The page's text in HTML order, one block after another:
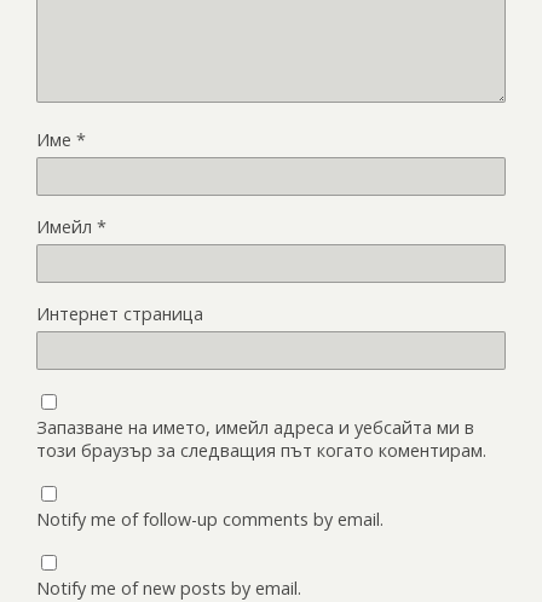
Име *
Имейл *
Интернет страница
Запазване на името, имейл адреса и уебсайта ми в
този браузър за следващия път когато коментирам.
Notify me of follow-up comments by email.
Notify me of new posts by email.